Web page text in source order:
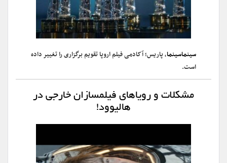
سینماسینما، پاریس؛ آکادمی فیلم اروپا تقویم برگزاری را تغییر داده
است.
مشکلات و رویاهای فیلمسازان خارجی در
هالیوود!